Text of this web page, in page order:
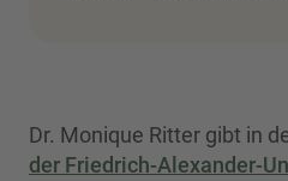
Dr. Monique Ritter gibt in
der Friedrich-Alexander-